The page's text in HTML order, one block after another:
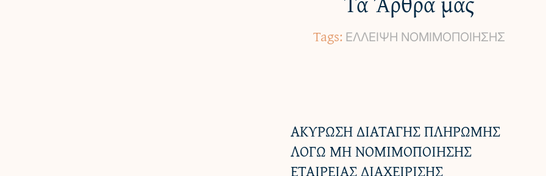
Εμπορικό Δίκαιο
Δίκαιο Τουριστικών
Tags: ΕΛΛΕΙΨΗ ΝΟΜΙΜΟΠΟΙΗΣΗΣ
ΑΚΥΡΩΣΗ ΔΙΑΤΑΓΗΣ ΠΛΗΡΩΜΗΣ
ΛΟΓΩ ΜΗ ΝΟΜΙΜΟΠΟΙΗΣΗΣ
ΕΤΑΙΡΕΙΑΣ ΔΙΑΧΕΙΡΙΣΗΣ